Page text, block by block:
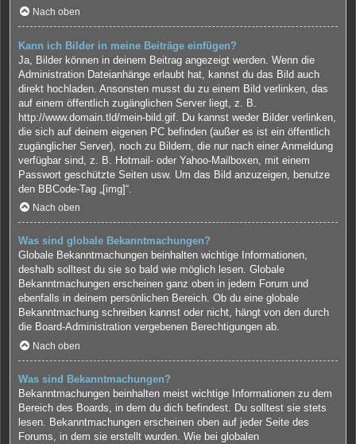
Nach oben
Kann ich Bilder in meine Beiträge einfügen?
Ja, Bilder können in deinem Beitrag angezeigt werden. Wenn die
Administration Dateianhänge erlaubt hat, kannst du das Bild auch
direkt hochladen. Ansonsten musst du zu einem Bild verlinken, das
auf einem öffentlich zugänglichen Server liegt, z. B.
http://www.domain.tld/mein-bild.gif. Du kannst weder Bilder verlinken,
die sich auf deinem eigenen PC befinden (außer es ist ein öffentlich
zugänglicher Server), noch zu Bildern, die nur nach einer Anmeldung
verfügbar sind, z. B. Hotmail- oder Yahoo-Mailboxen, mit einem
Passwort geschützte Seiten usw. Um das Bild anzuzeigen, benutze
den BBCode-Tag „[img]“.
Nach oben
Was sind globale Bekanntmachungen?
Globale Bekanntmachungen beinhalten wichtige Informationen,
deshalb solltest du sie so bald wie möglich lesen. Globale
Bekanntmachungen erscheinen ganz oben in jedem Forum und
ebenfalls in deinem persönlichen Bereich. Ob du eine globale
Bekanntmachung schreiben kannst oder nicht, hängt von den durch
die Board-Administration vergebenen Berechtigungen ab.
Nach oben
Was sind Bekanntmachungen?
Bekanntmachungen beinhalten meist wichtige Informationen zu dem
Bereich des Boards, in dem du dich befindest. Du solltest sie stets
lesen. Bekanntmachungen erscheinen oben auf jeder Seite des
Forums, in dem sie erstellt wurden. Wie bei globalen